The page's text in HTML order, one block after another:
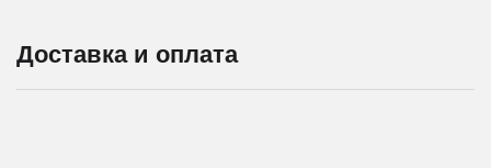
Доставка и оплата